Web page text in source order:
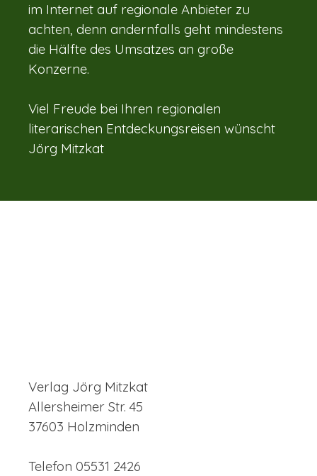
im Internet auf regionale Anbieter zu
achten, denn andernfalls geht mindestens
die Hälfte des Umsatzes an große
Konzerne.
Viel Freude bei Ihren regionalen
literarischen Entdeckungsreisen wünscht
Jörg Mitzkat
Verlag Jörg Mitzkat
Allersheimer Str. 45
37603 Holzminden
Telefon 05531 2426